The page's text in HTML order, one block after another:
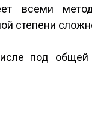
всеми
степени
под общей